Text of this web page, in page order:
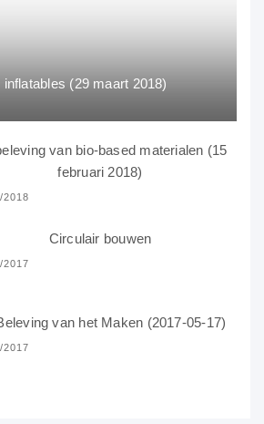
(29 maart 2018)
van bio-based materialen (15
februari 2018)
2018
Circulair bouwen
2017
van het Maken (2017-05-17)
2017